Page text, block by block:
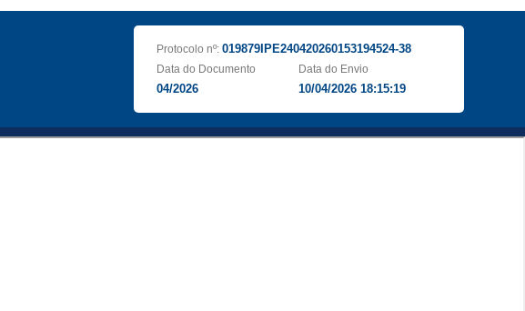
Protocolo nº: 019879IPE240420260153194524-38
Data do Documento
04/2026
Data do Envio
10/04/2026 18:15:19